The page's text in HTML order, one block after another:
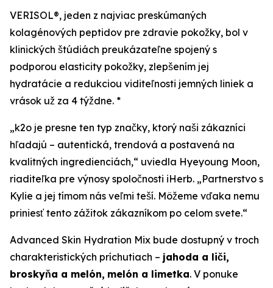
VERISOL®, jeden z najviac preskúmaných
kolagénových peptidov pre zdravie pokožky, bol v
klinických štúdiách preukázateľne spojený s
podporou elasticity pokožky, zlepšením jej
hydratácie a redukciou viditeľnosti jemných liniek a
vrások už za 4 týždne. *
„k2o je presne ten typ značky, ktorý naši zákazníci
hľadajú – autentická, trendová a postavená na
kvalitných ingredienciách,“ uviedla Hyeyoung Moon,
riaditeľka pre výnosy spoločnosti iHerb. „Partnerstvo s
Kylie a jej tímom nás veľmi teší. Môžeme vďaka nemu
priniesť tento zážitok zákazníkom po celom svete.“
Advanced Skin Hydration Mix bude dostupný v troch
charakteristických príchutiach – jahoda a liči,
broskyňa a melón, melón a limetka. V ponuke